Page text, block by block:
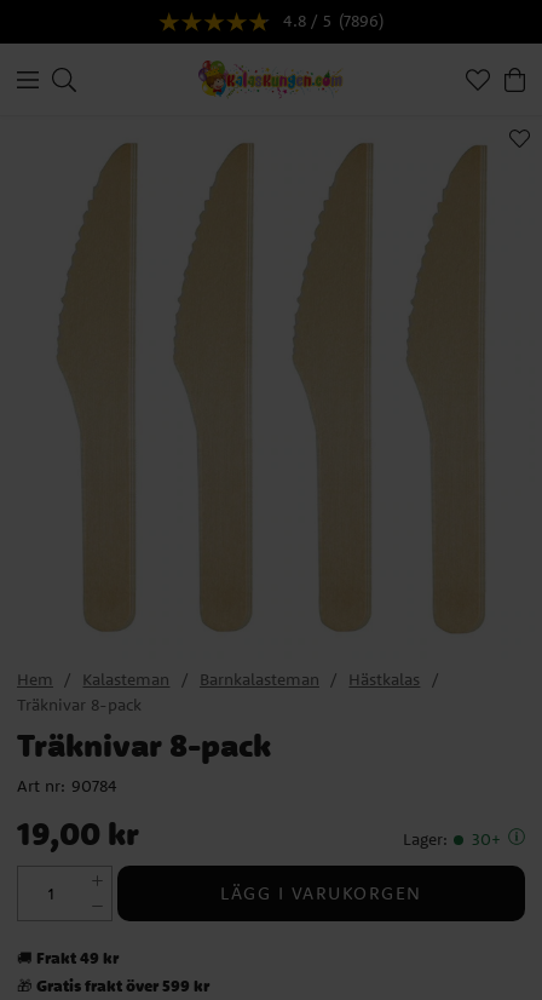
4.8 / 5 (7896)
Hem Kalasteman Barnkalasteman
Hästkalas
Träknivar 8-pack
Träknivar 8-pack
Art nr: 90784
Pris: 19,00 kr
19,00 kr Lager: 30+
LÄGG I VARUKORGEN
🚚 Frakt 49 kr
🎁 Gratis frakt över 599 kr